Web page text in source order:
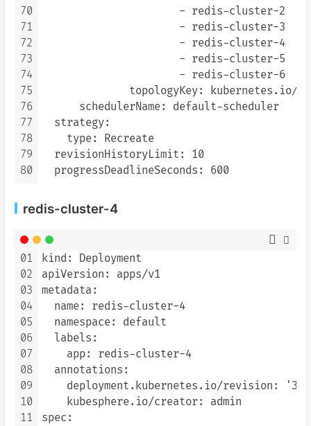
70
71
72
73
74
75
76
77
78
79
80
                      - redis-cluster-2
                      - redis-cluster-3
                      - redis-cluster-4
                      - redis-cluster-5
                      - redis-cluster-6
topologyKey: kubernetes.io/
      schedulerName: default-scheduler
  strategy:
    type: Recreate
  revisionHistoryLimit: 10
redis-cluster-4
01
02
03
04
05
06
07
08
09
10
11
kind: Deployment
apiVersion: apps/v1
metadata:
  name: redis-cluster-4
  namespace: default
  labels:
    app: redis-cluster-4
  annotations:
    deployment.kubernetes.io/revision: '3'
    kubesphere.io/creator: admin
spec: